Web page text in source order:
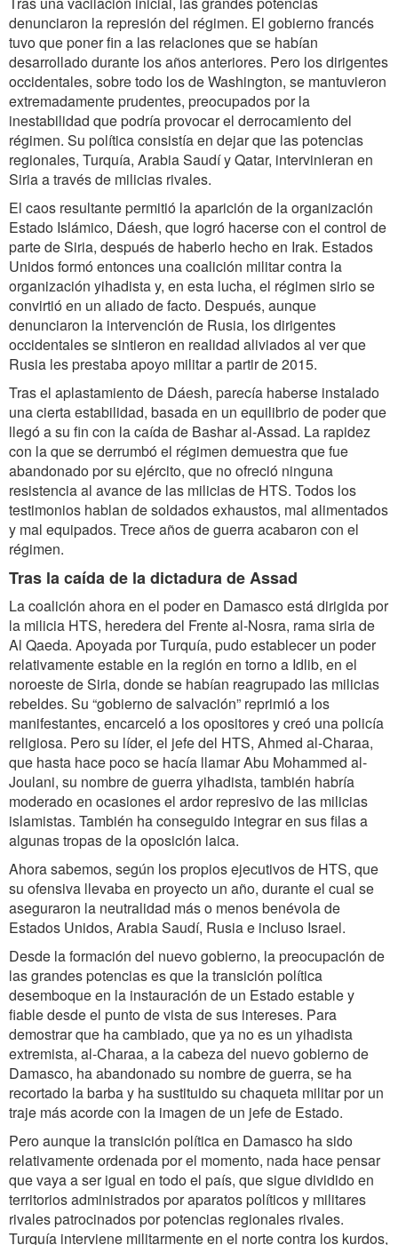
denunciaron la represión del régimen. El gobierno francés
tuvo que poner fin a las relaciones que se habían
desarrollado durante los años anteriores. Pero los dirigentes
occidentales, sobre todo los de Washington, se mantuvieron
extremadamente prudentes, preocupados por la
inestabilidad que podría provocar el derrocamiento del
régimen. Su política consistía en dejar que las potencias
regionales, Turquía, Arabia Saudí y Qatar, intervinieran en
Siria a través de milicias rivales.
El caos resultante permitió la aparición de la organización
Estado Islámico, Dáesh, que logró hacerse con el control de
parte de Siria, después de haberlo hecho en Irak. Estados
Unidos formó entonces una coalición militar contra la
organización yihadista y, en esta lucha, el régimen sirio se
convirtió en un aliado de facto. Después, aunque
denunciaron la intervención de Rusia, los dirigentes
occidentales se sintieron en realidad aliviados al ver que
Rusia les prestaba apoyo militar a partir de 2015.
Tras el aplastamiento de Dáesh, parecía haberse instalado
una cierta estabilidad, basada en un equilibrio de poder que
llegó a su fin con la caída de Bashar al-Assad. La rapidez
con la que se derrumbó el régimen demuestra que fue
abandonado por su ejército, que no ofreció ninguna
resistencia al avance de las milicias de HTS. Todos los
testimonios hablan de soldados exhaustos, mal alimentados
y mal equipados. Trece años de guerra acabaron con el
régimen.
Tras la caída de la dictadura de Assad
La coalición ahora en el poder en Damasco está dirigida por
la milicia HTS, heredera del Frente al-Nosra, rama siria de
Al Qaeda. Apoyada por Turquía, pudo establecer un poder
relativamente estable en la región en torno a Idlib, en el
noroeste de Siria, donde se habían reagrupado las milicias
rebeldes. Su “gobierno de salvación” reprimió a los
manifestantes, encarceló a los opositores y creó una policía
religiosa. Pero su líder, el jefe del HTS, Ahmed al-Charaa,
que hasta hace poco se hacía llamar Abu Mohammed al-
Joulani, su nombre de guerra yihadista, también habría
moderado en ocasiones el ardor represivo de las milicias
islamistas. También ha conseguido integrar en sus filas a
algunas tropas de la oposición laica.
Ahora sabemos, según los propios ejecutivos de HTS, que
su ofensiva llevaba en proyecto un año, durante el cual se
aseguraron la neutralidad más o menos benévola de
Estados Unidos, Arabia Saudí, Rusia e incluso Israel.
Desde la formación del nuevo gobierno, la preocupación de
las grandes potencias es que la transición política
desemboque en la instauración de un Estado estable y
fiable desde el punto de vista de sus intereses. Para
demostrar que ha cambiado, que ya no es un yihadista
extremista, al-Charaa, a la cabeza del nuevo gobierno de
Damasco, ha abandonado su nombre de guerra, se ha
recortado la barba y ha sustituido su chaqueta militar por un
traje más acorde con la imagen de un jefe de Estado.
Pero aunque la transición política en Damasco ha sido
relativamente ordenada por el momento, nada hace pensar
que vaya a ser igual en todo el país, que sigue dividido en
territorios administrados por aparatos políticos y militares
rivales patrocinados por potencias regionales rivales.
Turquía interviene militarmente en el norte contra los kurdos,